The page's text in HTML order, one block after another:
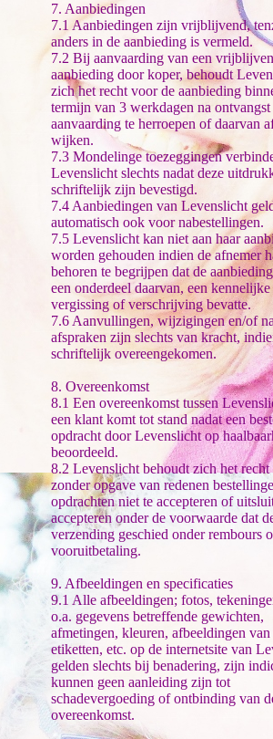
7. Aanbiedingen
7.1 Aanbiedingen zijn vrijblijvend,
anders in de aanbieding is vermeld.
7.2 Bij aanvaarding van een
aanbieding door koper, behoudt
zich het recht voor de aanbieding
termijn van 3 werkdagen na
aanvaarding te herroepen of daarvan
wijken.
7.3 Mondelinge toezeggingen
Levenslicht slechts nadat deze
schriftelijk zijn bevestigd.
7.4 Aanbiedingen van Levenslicht
automatisch ook voor nabestellingen.
7.5 Levenslicht kan niet aan haar
worden gehouden indien de afnemer
behoren te begrijpen dat de
een onderdeel daarvan, een kennelijke
vergissing of verschrijving bevatte.
7.6 Aanvullingen, wijzigingen en/of
afspraken zijn slechts van kracht,
schriftelijk overeengekomen.
8. Overeenkomst
8.1 Een overeenkomst tussen
een klant komt tot stand nadat een
opdracht door Levenslicht op
beoordeeld.
8.2 Levenslicht behoudt zich het
zonder opgave van redenen
opdrachten niet te accepteren of
accepteren onder de voorwaarde dat
verzending geschied onder rembours
vooruitbetaling.
9. Afbeeldingen en specificaties
9.1 Alle afbeeldingen; fotos,
o.a. gegevens betreffende gewichten,
afmetingen, kleuren, afbeeldingen van
etiketten, etc. op de internetsite van
gelden slechts bij benadering, zijn
kunnen geen aanleiding zijn tot
schadevergoeding of ontbinding van
overeenkomst.